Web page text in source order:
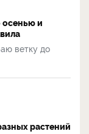
осенью и
ветку до
растений